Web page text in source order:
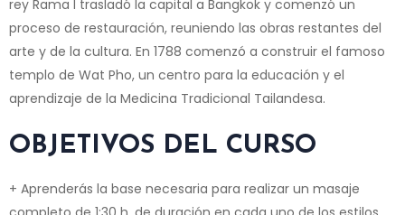
rey Rama I trasladó la capital a Bangkok y comenzó un
proceso de restauración, reuniendo las obras restantes del
arte y de la cultura. En 1788 comenzó a construir el famoso
templo de Wat Pho, un centro para la educación y el
aprendizaje de la Medicina Tradicional Tailandesa.
OBJETIVOS DEL CURSO
+ Aprenderás la base necesaria para realizar un masaje